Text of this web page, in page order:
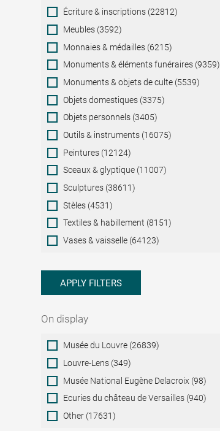
Écriture & inscriptions (22812)
Meubles (3592)
Monnaies & médailles (6215)
Monuments & éléments funéraires (9359)
Monuments & objets de culte (5539)
Objets domestiques (3375)
Objets personnels (3405)
Outils & instruments (16075)
Peintures (12124)
Sceaux & glyptique (11007)
Sculptures (38611)
Stèles (4531)
Textiles & habillement (8151)
Vases & vaisselle (64123)
APPLY FILTERS
On display
On
display
Musée du Louvre (26839)
Louvre-Lens (349)
Musée National Eugène Delacroix (98)
Ecuries du château de Versailles (940)
Other (17631)